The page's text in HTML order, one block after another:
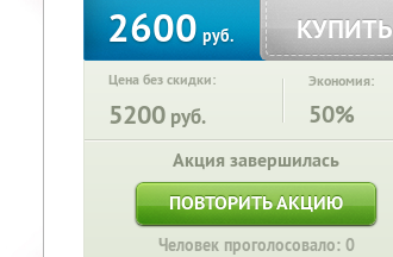
2600руб. КУПИТЬ
Цена без скидки:
5200 руб.
Экономия:
50%
Акция завершилась
ПОВТОРИТЬ АКЦИЮ
Человек проголосовало: 0